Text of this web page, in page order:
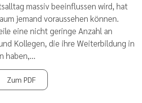
massiv beeinflussen wird, hat
jemand voraussehen können.
eine nicht geringe Anzahl an
Kollegen, die ihre Weiterbildung in
haben,…
Zum PDF